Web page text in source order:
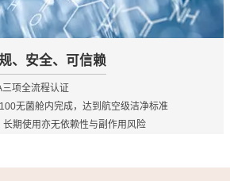
、安全、可信赖
项全流程认证
无菌舱内完成，达到航空级洁净标准
期使用亦无依赖性与副作用风险